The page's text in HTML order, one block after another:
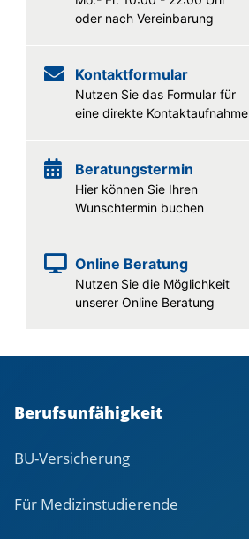
oder nach Vereinbarung
Kontaktformular
Nutzen Sie das Formular für
eine direkte Kontaktaufnahme
Beratungstermin
Hier können Sie Ihren
Wunschtermin buchen
Online Beratung
Nutzen Sie die Möglichkeit
unserer Online Beratung
Berufsunfähigkeit
BU-Versicherung
Für Medizinstudierende